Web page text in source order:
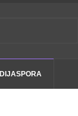
DIJASPORA